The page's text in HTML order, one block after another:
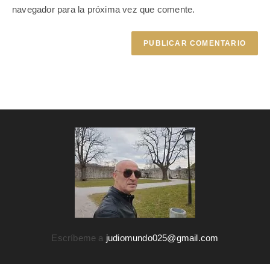
navegador para la próxima vez que comente.
Escríbeme a judiomundo025@gmail.com